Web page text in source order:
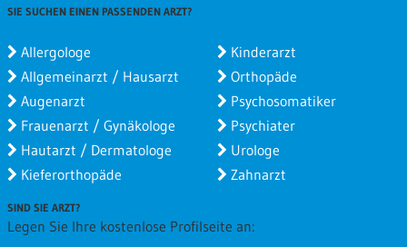
SIE SUCHEN EINEN PASSENDEN ARZT?
Allergologe
Allgemeinarzt / Hausarzt
Augenarzt
Frauenarzt / Gynäkologe
Hautarzt / Dermatologe
Kieferorthopäde
Kinderarzt
Orthopäde
Psychosomatiker
Psychiater
Urologe
Zahnarzt
SIND SIE ARZT?
Legen Sie Ihre kostenlose Profilseite an: